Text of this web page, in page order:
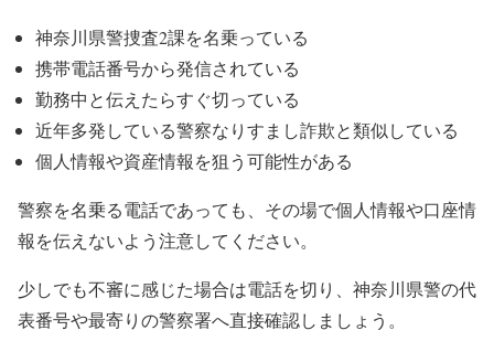
神奈川県警捜査2課を名乗っている
携帯電話番号から発信されている
勤務中と伝えたらすぐ切っている
近年多発している警察なりすまし詐欺と類似している
個人情報や資産情報を狙う可能性がある
警察を名乗る電話であっても、その場で個人情報や口座情
報を伝えないよう注意してください。
少しでも不審に感じた場合は電話を切り、神奈川県警の代
表番号や最寄りの警察署へ直接確認しましょう。